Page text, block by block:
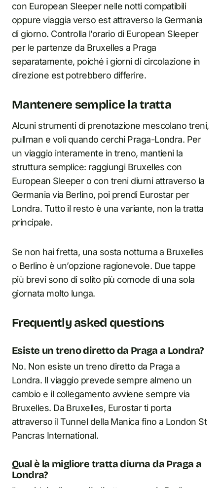
con European Sleeper nelle notti compatibili
oppure viaggia verso est attraverso la Germania
di giorno. Controlla l’orario di European Sleeper
per le partenze da Bruxelles a Praga
separatamente, poiché i giorni di circolazione in
direzione est potrebbero differire.
Mantenere semplice la tratta
Alcuni strumenti di prenotazione mescolano treni,
pullman e voli quando cerchi Praga-Londra. Per
un viaggio interamente in treno, mantieni la
struttura semplice: raggiungi Bruxelles con
European Sleeper o con treni diurni attraverso la
Germania via Berlino, poi prendi Eurostar per
Londra. Tutto il resto è una variante, non la tratta
principale.
Se non hai fretta, una sosta notturna a Bruxelles
o Berlino è un’opzione ragionevole. Due tappe
più brevi sono di solito più comode di una sola
giornata molto lunga.
Frequently asked questions
Esiste un treno diretto da Praga a Londra?
No. Non esiste un treno diretto da Praga a
Londra. Il viaggio prevede sempre almeno un
cambio e il collegamento avviene sempre via
Bruxelles. Da Bruxelles, Eurostar ti porta
attraverso il Tunnel della Manica fino a London St
Pancras International.
Qual è la migliore tratta diurna da Praga a
Londra?